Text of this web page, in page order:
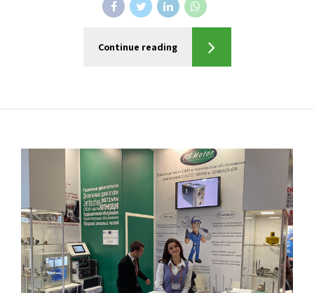
Continue reading